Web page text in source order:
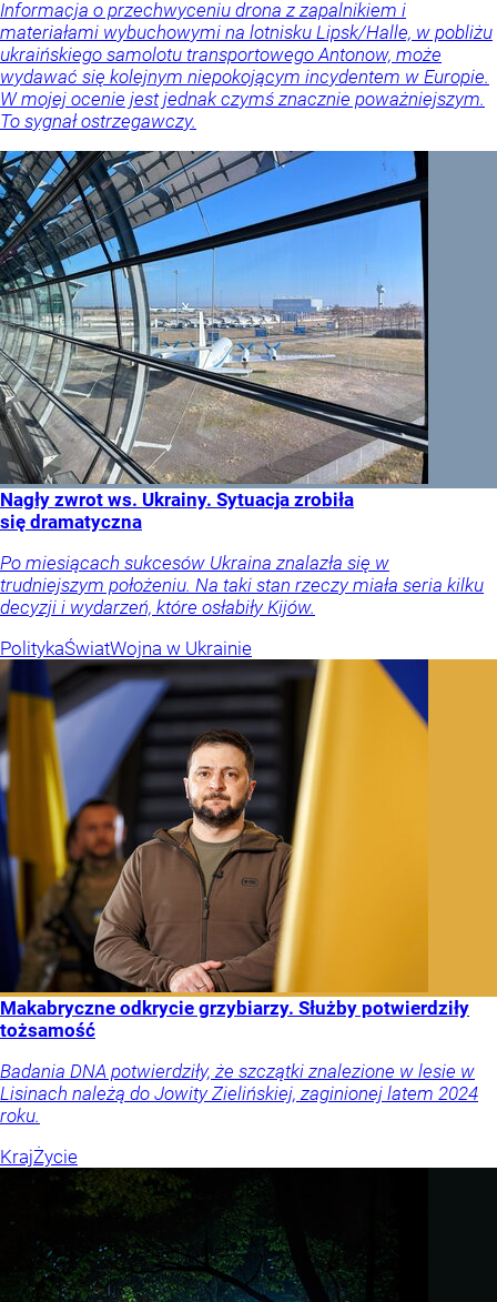
Informacja o przechwyceniu drona z zapalnikiem i
materiałami wybuchowymi na lotnisku Lipsk/Halle, w pobliżu
ukraińskiego samolotu transportowego Antonow, może
wydawać się kolejnym niepokojącym incydentem w Europie.
W mojej ocenie jest jednak czymś znacznie poważniejszym.
To sygnał ostrzegawczy.
Nagły zwrot ws. Ukrainy. Sytuacja zrobiła
się dramatyczna
Po miesiącach sukcesów Ukraina znalazła się w
trudniejszym położeniu. Na taki stan rzeczy miała seria kilku
decyzji i wydarzeń, które osłabiły Kijów.
PolitykaŚwiatWojna w Ukrainie
Makabryczne odkrycie grzybiarzy. Służby potwierdziły
tożsamość
Badania DNA potwierdziły, że szczątki znalezione w lesie w
Lisinach należą do Jowity Zielińskiej, zaginionej latem 2024
roku.
KrajŻycie